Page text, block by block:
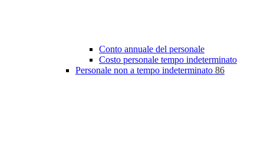
Conto annuale del personale
Costo personale tempo indeterminato
Personale non a tempo indeterminato 86